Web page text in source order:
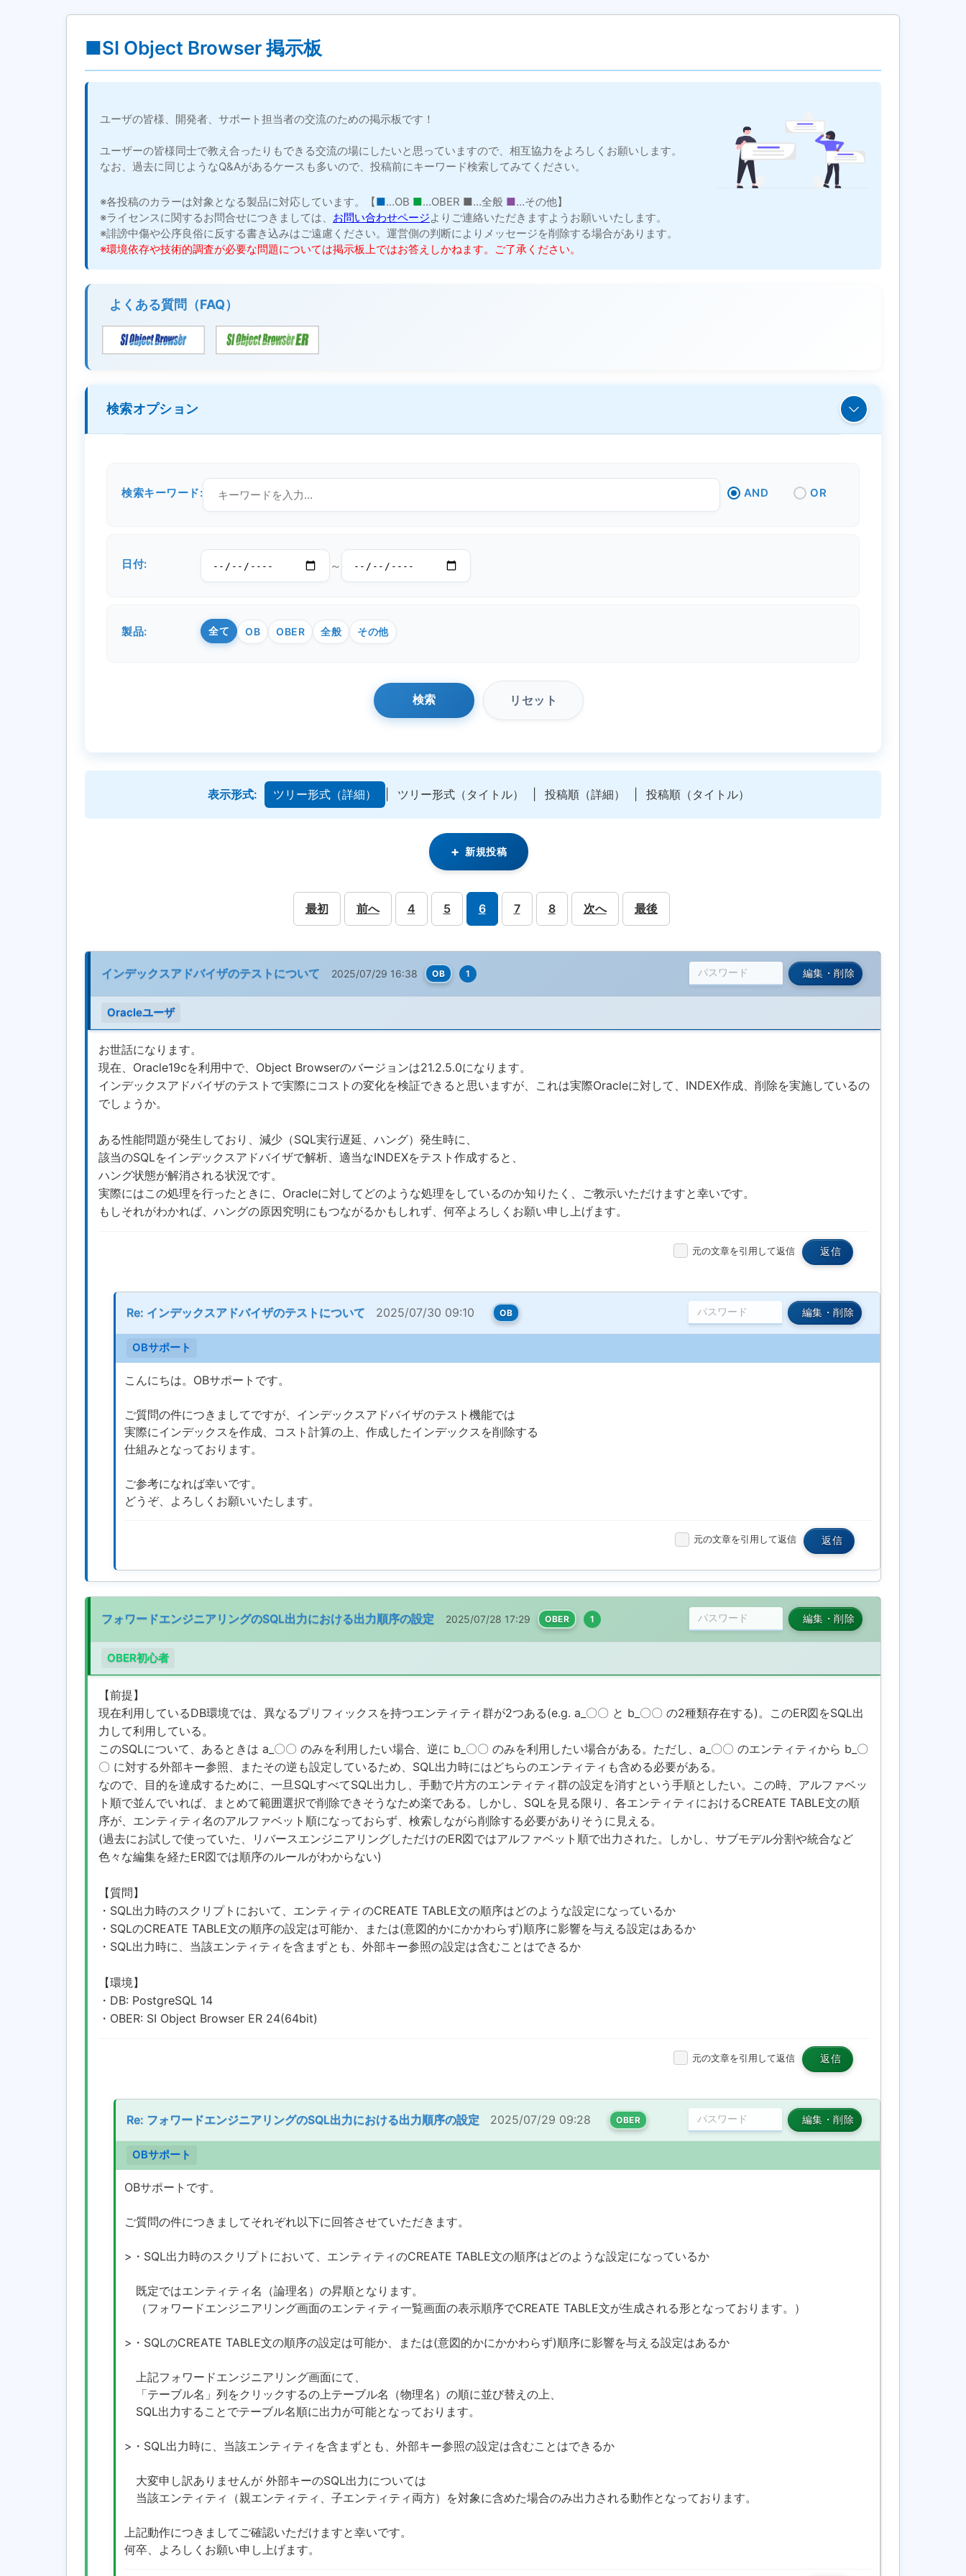
■SI Object Browser 掲示板
ユーザの皆様、開発者、サポート担当者の交流のための掲示板です！
ユーザーの皆様同士で教え合ったりもできる交流の場にしたいと思っていますので、相互協力をよろしくお願いします。
なお、過去に同じようなQ&Aがあるケースも多いので、投稿前にキーワード検索してみてください。
※各投稿のカラーは対象となる製品に対応しています。【■…OB ■…OBER ■…全般 ■…その他】
※ライセンスに関するお問合せにつきましては、 お問い合わせページよりご連絡いただきますようお願いいたします。
※誹謗中傷や公序良俗に反する書き込みはご遠慮ください。運営側の判断によりメッセージを削除する場合があります。
※環境依存や技術的調査が必要な問題については掲示板上ではお答えしかねます。ご了承ください。
よくある質問（FAQ）
検索オプション
検索キーワード: AND OR
日付: ～
製品: 全て OB OBER 全般 その他
検索 リセット
表示形式: ツリー形式（詳細） ツリー形式（タイトル） 投稿順（詳細） 投稿順（タイトル）
新規投稿
最初 前へ 4 5 6 7 8 次へ 最後
インデックスアドバイザのテストについて 2025/07/29 16:38 OB 1 編集・削除
Oracleユーザ
お世話になります。
現在、Oracle19cを利用中で、Object Browserのバージョンは21.2.5.0になります。
インデックスアドバイザのテストで実際にコストの変化を検証できると思いますが、これは実際Oracleに対して、INDEX作成、削除を実施しているの
でしょうか。
ある性能問題が発生しており、減少（SQL実行遅延、ハング）発生時に、
該当のSQLをインデックスアドバイザで解析、適当なINDEXをテスト作成すると、
ハング状態が解消される状況です。
実際にはこの処理を行ったときに、Oracleに対してどのような処理をしているのか知りたく、ご教示いただけますと幸いです。
もしそれがわかれば、ハングの原因究明にもつながるかもしれず、何卒よろしくお願い申し上げます。
元の文章を引用して返信 返信
Re: インデックスアドバイザのテストについて 2025/07/30 09:10 OB 編集・削除
OBサポート
こんにちは。OBサポートです。
ご質問の件につきましてですが、インデックスアドバイザのテスト機能では
実際にインデックスを作成、コスト計算の上、作成したインデックスを削除する
仕組みとなっております。
ご参考になれば幸いです。
どうぞ、よろしくお願いいたします。
元の文章を引用して返信 返信
フォワードエンジニアリングのSQL出力における出力順序の設定 2025/07/28 17:29 OBER 1 編集・削除
OBER初心者
【前提】
現在利用しているDB環境では、異なるプリフィックスを持つエンティティ群が2つある(e.g. a_〇〇 と b_〇〇 の2種類存在する)。このER図をSQL出
力して利用している。
このSQLについて、あるときは a_〇〇 のみを利用したい場合、逆に b_〇〇 のみを利用したい場合がある。ただし、a_〇〇 のエンティティから b_〇
〇 に対する外部キー参照、またその逆も設定しているため、SQL出力時にはどちらのエンティティも含める必要がある。
なので、目的を達成するために、一旦SQLすべてSQL出力し、手動で片方のエンティティ群の設定を消すという手順としたい。この時、アルファベッ
ト順で並んでいれば、まとめて範囲選択で削除できそうなため楽である。しかし、SQLを見る限り、各エンティティにおけるCREATE TABLE文の順
序が、エンティティ名のアルファベット順になっておらず、検索しながら削除する必要がありそうに見える。
(過去にお試しで使っていた、リバースエンジニアリングしただけのER図ではアルファベット順で出力された。しかし、サブモデル分割や統合など
色々な編集を経たER図では順序のルールがわからない)
【質問】
・SQL出力時のスクリプトにおいて、エンティティのCREATE TABLE文の順序はどのような設定になっているか
・SQLのCREATE TABLE文の順序の設定は可能か、または(意図的かにかかわらず)順序に影響を与える設定はあるか
・SQL出力時に、当該エンティティを含まずとも、外部キー参照の設定は含むことはできるか
【環境】
・DB: PostgreSQL 14
・OBER: SI Object Browser ER 24(64bit)
元の文章を引用して返信 返信
Re: フォワードエンジニアリングのSQL出力における出力順序の設定 2025/07/29 09:28 OBER 編集・削除
OBサポート
OBサポートです。
ご質問の件につきましてそれぞれ以下に回答させていただきます。
>・SQL出力時のスクリプトにおいて、エンティティのCREATE TABLE文の順序はどのような設定になっているか
既定ではエンティティ名（論理名）の昇順となります。
（フォワードエンジニアリング画面のエンティティ一覧画面の表示順序でCREATE TABLE文が生成される形となっております。）
>・SQLのCREATE TABLE文の順序の設定は可能か、または(意図的かにかかわらず)順序に影響を与える設定はあるか
上記フォワードエンジニアリング画面にて、
「テーブル名」列をクリックするの上テーブル名（物理名）の順に並び替えの上、
SQL出力することでテーブル名順に出力が可能となっております。
>・SQL出力時に、当該エンティティを含まずとも、外部キー参照の設定は含むことはできるか
大変申し訳ありませんが 外部キーのSQL出力については
当該エンティティ（親エンティティ、子エンティティ両方）を対象に含めた場合のみ出力される動作となっております。
上記動作につきましてご確認いただけますと幸いです。
何卒、よろしくお願い申し上げます。